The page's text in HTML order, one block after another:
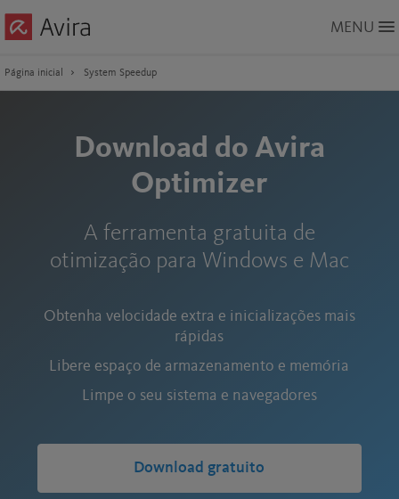
to
Content
MENU
Página inicial System Speedup
Download do Avira
Optimizer
A ferramenta gratuita de
otimização para Windows e Mac
Obtenha velocidade extra e inicializações mais
rápidas
Libere espaço de armazenamento e memória
Limpe o seu sistema e navegadores
Download gratuito